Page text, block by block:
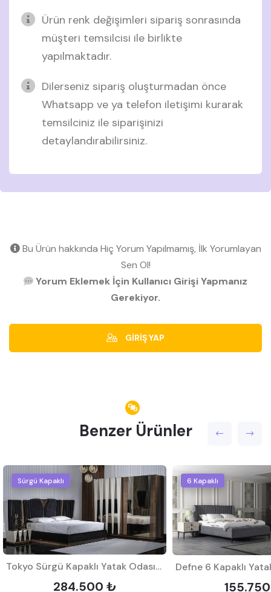
Ürün renk değişimleri sipariş sonrasında
müşteri temsilcisi ile birlikte
yapılmaktadır.
Dilerseniz sipariş oluşturmadan önce
Whatsapp ve ya telefon iletişimi kurarak
temsilciniz ile siparişinizi
detaylandırabilirsiniz.
Bu Ürün hakkında Hiç Yorum Yapılmamış, İlk Yorumlayan
Sen Ol!
Yorum Eklemek İçin Kullanıcı Girişi Yapmanız
Gerekiyor.
GİRİŞ YAP
Benzer Ürünler
Sürgü Kapaklı
Tokyo Sürgü Kapaklı Yatak Odası Takımı
284.500 ₺
6 Kapaklı